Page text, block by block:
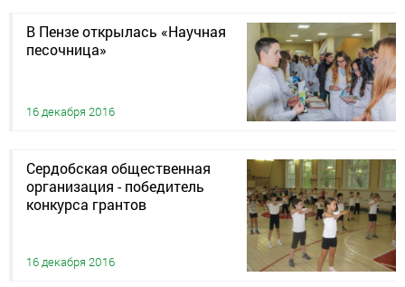
В Пензе открылась «Научная
песочница»
16 декабря 2016
Сердобская общественная
организация - победитель
конкурса грантов
16 декабря 2016